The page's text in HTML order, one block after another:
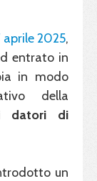
2025,
entrato in
in modo
della
datori di
un